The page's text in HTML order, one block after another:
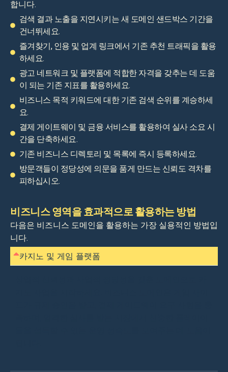
합니다.
검색 결과 노출을 지연시키는 새 도메인 샌드박스 기간을
건너뛰세요.
즐겨찾기, 인용 및 업계 링크에서 기존 추천 트래픽을 활용
하세요.
광고 네트워크 및 플랫폼에 적합한 자격을 갖추는 데 도움
이 되는 기존 지표를 활용하세요.
비즈니스 목적 키워드에 대한 기존 검색 순위를 계승하세
요.
결제 게이트웨이 및 금융 서비스를 활용하여 실사 소요 시
간을 단축하세요.
기존 비즈니스 디렉토리 및 목록에 즉시 등록하세요.
방문객들이 정당성에 의문을 품게 만드는 신뢰도 격차를
피하십시오.
비즈니스 영역을 효과적으로 활용하는 방법
다음은 비즈니스 도메인을 활용하는 가장 실용적인 방법입
니다.
카지노 및 게임 플랫폼